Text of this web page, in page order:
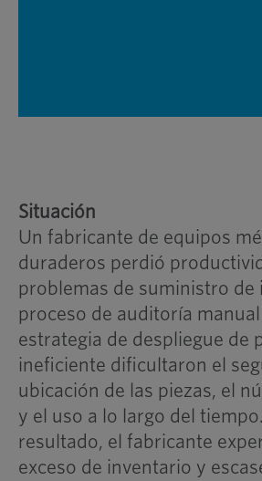
Situación
Un fabricante de equipos
duraderos perdió
problemas de suministro de
proceso de auditoría
estrategia de despliegue de
ineficiente dificultaron el
ubicación de las piezas, el
y el uso a lo largo del
resultado, el fabricante
exceso de inventario y